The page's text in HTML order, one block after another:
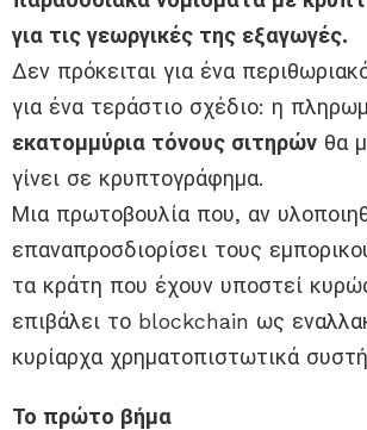
για τις γεωργικές της εξαγωγές.
Δεν πρόκειται για ένα
για ένα τεράστιο σχέδιο: η
εκατομμύρια τόνους σιτηρών θα
γίνει σε κρυπτογράφημα.
Μια πρωτοβουλία που, αν
επαναπροσδιορίσει τους
τα κράτη που έχουν υποστεί
επιβάλει το blockchain ως
κυρίαρχα χρηματοπιστωτικά
Το πρώτο βήμα